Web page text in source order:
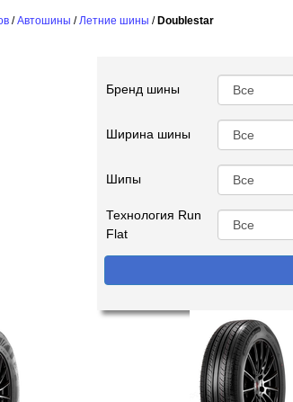
/Автошины /Летние шины / Doublestar
Бренд шины
Ширина шины
Шипы
Технология Run
Flat